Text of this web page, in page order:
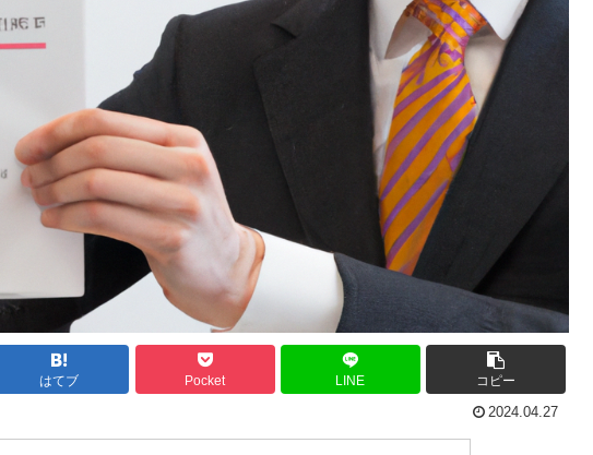
はてブ Pocket LINE コピー
2024.04.27